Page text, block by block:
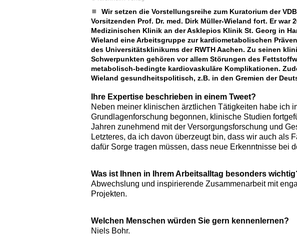
Wir setzen die Vorstellungsreihe zum Kuratorium der
Vorsitzenden Prof. Dr. med. Dirk Müller-Wieland fort. Er war
Medizinischen Klinik an der Asklepios Klinik St. Georg in
Wieland eine Arbeitsgruppe zur kardiometabolischen
des Universitätsklinikums der RWTH Aachen. Zu seinen
Schwerpunkten gehören vor allem Störungen des
metabolisch-bedingte kardiovaskuläre Komplikationen.
Wieland gesundheitspolitisch, z.B. in den Gremien der
Ihre Expertise beschrieben in einem Tweet?
Neben meiner klinischen ärztlichen Tätigkeiten habe ich
Grundlagenforschung begonnen, klinische Studien
Jahren zunehmend mit der Versorgungsforschung und
Letzteres, da ich davon überzeugt bin, dass wir auch als
dafür Sorge tragen müssen, dass neue Erkenntnisse bei
Was ist Ihnen in Ihrem Arbeitsalltag besonders
Abwechslung und inspirierende Zusammenarbeit mit
Projekten.
Welchen Menschen würden Sie gern kennenlernen?
Niels Bohr.